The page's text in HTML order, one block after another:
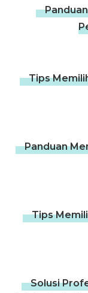
Tips
Panduan
Tips
Solusi